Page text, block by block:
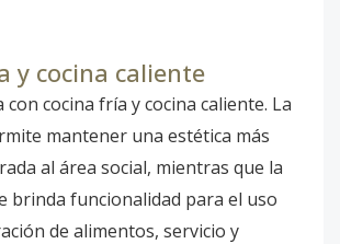
y cocina caliente
con cocina fría y cocina caliente. La
mantener una estética más
al área social, mientras que la
brinda funcionalidad para el uso
de alimentos, servicio y